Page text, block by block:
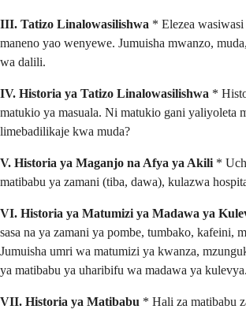
III. Tatizo Linalowasilishwa * Elezea
maneno yao wenyewe. Jumuisha mwanzo,
wa dalili.
IV. Historia ya Tatizo Linalowasilishwa *
matukio ya masuala. Ni matukio gani yaliyoleta
limebadilikaje kwa muda?
V. Historia ya Maganjo na Afya ya Akili *
matibabu ya zamani (tiba, dawa), kulazwa
VI. Historia ya Matumizi ya Madawa ya
sasa na ya zamani ya pombe, tumbako, kafeini,
Jumuisha umri wa matumizi ya kwanza,
ya matibabu ya uharibifu wa madawa ya kulevya.
VII. Historia ya Matibabu * Hali za matibabu